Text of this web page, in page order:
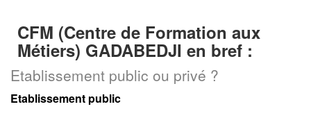
CFM (Centre de Formation aux
Métiers) GADABEDJI en bref :
Etablissement public ou privé ?
Etablissement public